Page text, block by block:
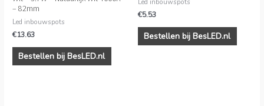
– 82mm
Led inbouwspots
€13.63
Bestellen bij BesLED.nl
Led inbouwspots
€5.53
Bestellen bij BesLED.nl